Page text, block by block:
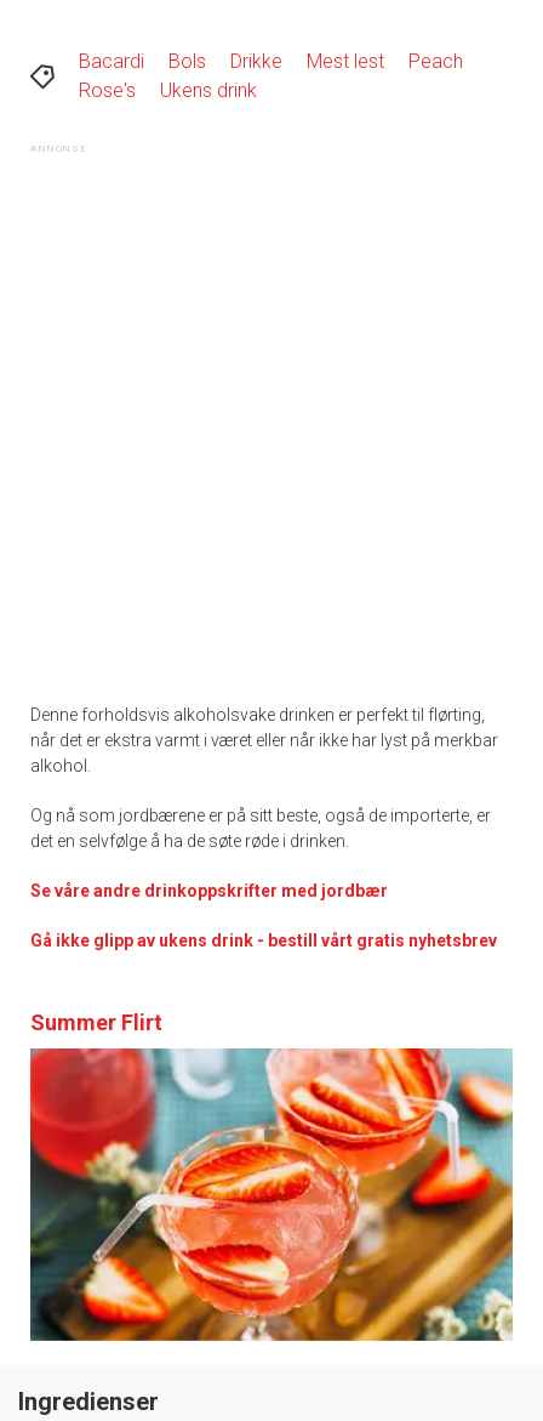
Bacardi Bols Drikke Mest lest
Peach
Rose's
Ukens drink
Denne forholdsvis alkoholsvake drinken er perfekt til flørting,
når det er ekstra varmt i været eller når ikke har lyst på merkbar
alkohol.
Og nå som jordbærene er på sitt beste, også de importerte, er
det en selvfølge å ha de søte røde i drinken.
Se våre andre drinkoppskrifter med jordbær
Gå ikke glipp av ukens drink - bestill vårt gratis nyhetsbrev
Summer Flirt
Ingredienser